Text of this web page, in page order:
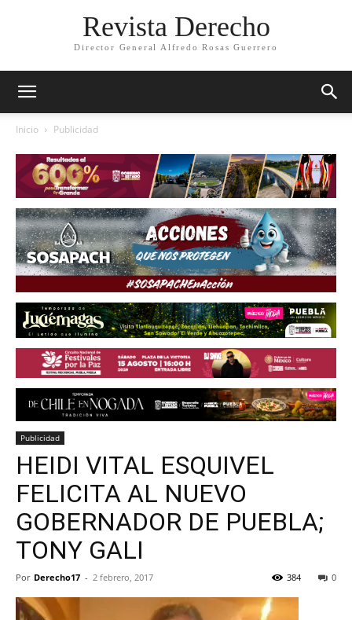
Revista Derecho
Director General Alfredo Rosas Guerrero
Inicio Publicidad
Publicidad
HEIDI VITAL ESQUIVEL
FELICITA AL NUEVO
GOBERNADOR DE PUEBLA;
TONY GALI
Por Derecho17 - 2 febrero, 2017 0
384